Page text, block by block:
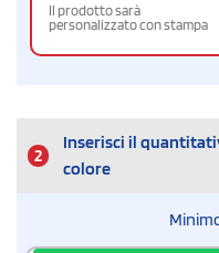
Il prodotto sarà
personalizzato con stampa
2
Inserisci il
colore